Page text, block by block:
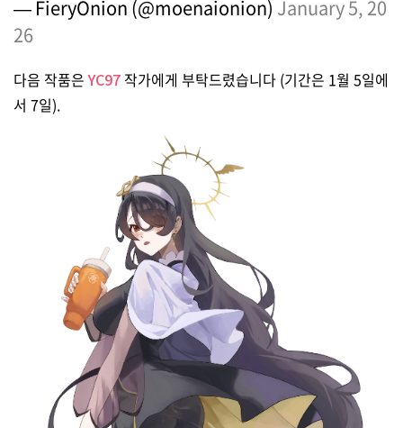
— FieryOnion (@moenaionion) January 5, 20
26
다음 작품은YC97 작가에게 부탁드렸습니다 (기간은 1월 5일에
서 7일).